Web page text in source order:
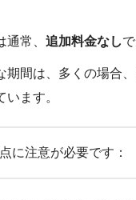
通常、 追加料金なし
期間は、多くの場合
います。
に注意が必要です：